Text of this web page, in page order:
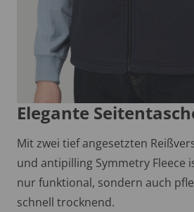
Elegante
Mit zwei tief angesetzten
und antipilling Symmetry Fleece
nur funktional, sondern auch
schnell trocknend.